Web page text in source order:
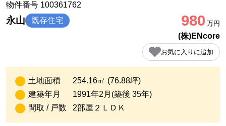
物件番号 100361762
永山 既存住宅 980 万円
(株)ENcore
お気に入りに追加
土地面積
254.16㎡ (76.88坪)
建築年月
1991年2月(築後 35年)
間取 / 戸数
2部屋２ＬＤＫ